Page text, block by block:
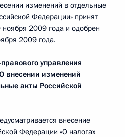
изменений в отдельные
Федерации» принят
ноября 2009 года и одобрен
2009 года.
управления
внесении изменений
акты Российской
внесение
Федерации «О налогах